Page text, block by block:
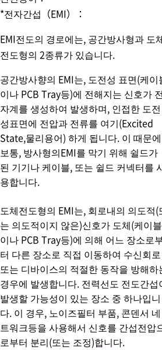
*전자간섭（EMI）：
EMI전도의 경로에는, 공간방사형과 도
전도형의 2종류가 있습니다.
공간방사향의 EMI는, 도전성 표면(케이
이나 PCB Tray등)에 전해지는 신호가
자계를 생성하여 발생하며, 인접한 도전
성표면에 전압과 전류를 여기(Excited
State,물리용어) 하게 됩니다. 이 때문에
보통, 방사형의EMI를 막기 위해 쉴드가
된 기기나 케이블, 또는 쉴드 커넥터를
용합니다.
도체전도형의 EMI는, 회로내의 의도적(
는 의도적이지 않은)신호가 도체(케이블
이나 PCB Tray등)에 의해 어느 장소로
터 다른 장소로 직접 이동하여 수신회로
또는 디바이스의 적절한 동작을 방해하
경우에 발생합니다. 전력선도 전도간섭
발생할 가능성이 있는 장소 중 하나입니
다. 이 경우, 노이즈필터 부품, 콘덴서 네
트워크등을 사용해서 신호를 간섭전압
로부터 분리(또는 조정)합니다.